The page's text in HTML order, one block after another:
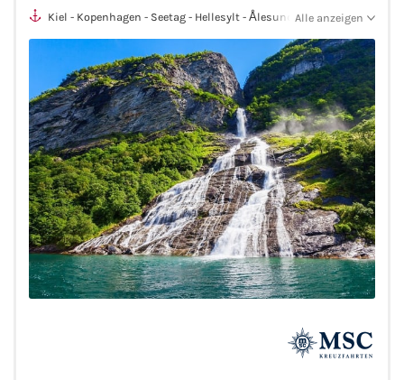
Royal Caribbean International
PLANTOURS Kreuzfahrten
Alle Reedereien
Flusskreuzfahrten
A-ROSA Flusskreuzfahrten
VIVA Cruises Flusskreuzfahrten
nicko cruises Flusskreuzfahrten
Kiel - Kopenhagen - Seetag - Hellesylt - Ålesund - Flåm - Seetag
Alle anzeigen